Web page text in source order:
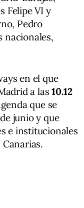
Felipe VI y
Pedro
nacionales,
en el que
a las10.12
que se
junio y que
e institucionales